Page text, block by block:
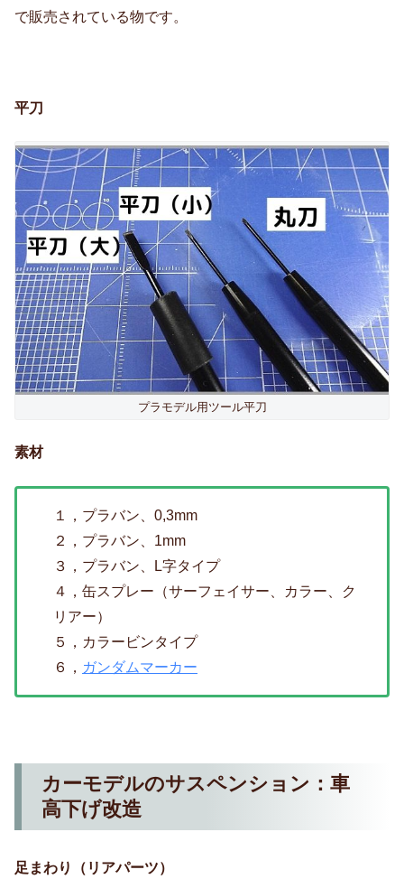
で販売されている物です。
平刀
プラモデル用ツール平刀
素材
１，プラバン、0,3mm
２，プラバン、1mm
３，プラバン、L字タイプ
４，缶スプレー（サーフェイサー、カラー、ク
リアー）
５，カラービンタイプ
６， ガンダムマーカー
カーモデルのサスペンション：車
高下げ改造
足まわり（リアパーツ）